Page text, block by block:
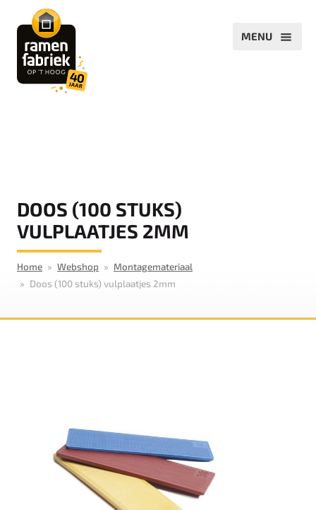
DOOS (100 STUKS)
VULPLAATJES 2MM
Home Webshop
Montagemateriaal
Doos (100 stuks) vulplaatjes 2mm